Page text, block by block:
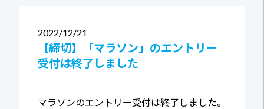
2022 12/21
【締切】「マラソン」のエントリー
受付は終了しました
マラソンのエントリー受付は終了しました。